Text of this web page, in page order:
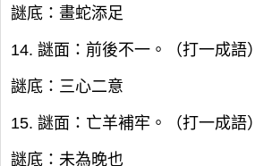
謎底：畫蛇添足
14. 謎面：前後不一。（打一成語）
謎底：三心二意
15. 謎面：亡羊補牢。（打一成語）
謎底：未為晚也